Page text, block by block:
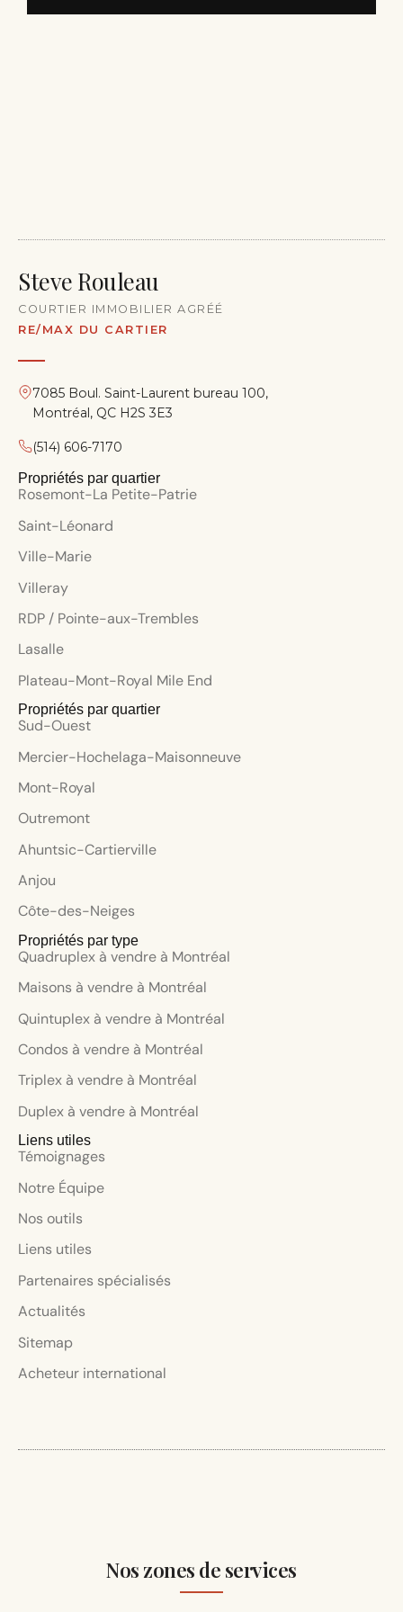
Propriétés par type
Quadruplex à vendre à Montréal
Maisons à vendre à Montréal
Quintuplex à vendre à Montréal
Condos à vendre à Montréal
Triplex à vendre à Montréal
Duplex à vendre à Montréal
Liens utiles
Témoignages
Notre Équipe
Nos outils
Liens utiles
Partenaires spécialisés
Actualités
Sitemap
Acheteur international
Steve Rouleau
COURTIER IMMOBILIER AGRÉÉ
RE/MAX DU CARTIER
7085 Boul. Saint-Laurent bureau 100,
Montréal, QC H2S 3E3
(514) 606-7170
Propriétés par quartier
Rosemont-La Petite-Patrie
Saint-Léonard
Ville-Marie
Villeray
RDP / Pointe-aux-Trembles
Lasalle
Plateau-Mont-Royal Mile End
Propriétés par quartier
Sud-Ouest
Mercier-Hochelaga-Maisonneuve
Mont-Royal
Outremont
Ahuntsic-Cartierville
Anjou
Côte-des-Neiges
Nos zones de services